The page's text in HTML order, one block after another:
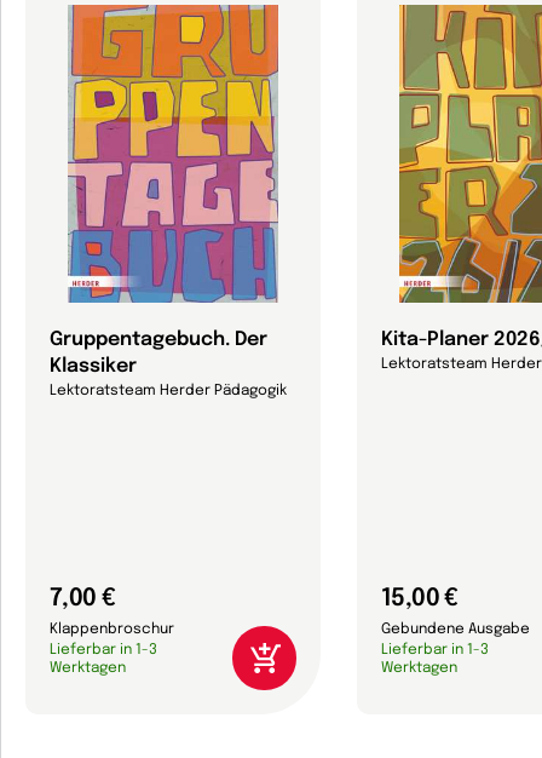
Gruppentagebuch. Der
Klassiker
Lektoratsteam Herder Pädagogik
7,00 €
Klappenbroschur
Lieferbar in 1-3
Werktagen
Kita-Planer
Lektoratsteam Herder
15,00 €
Gebundene Ausgabe
Lieferbar in 1-3
Werktagen